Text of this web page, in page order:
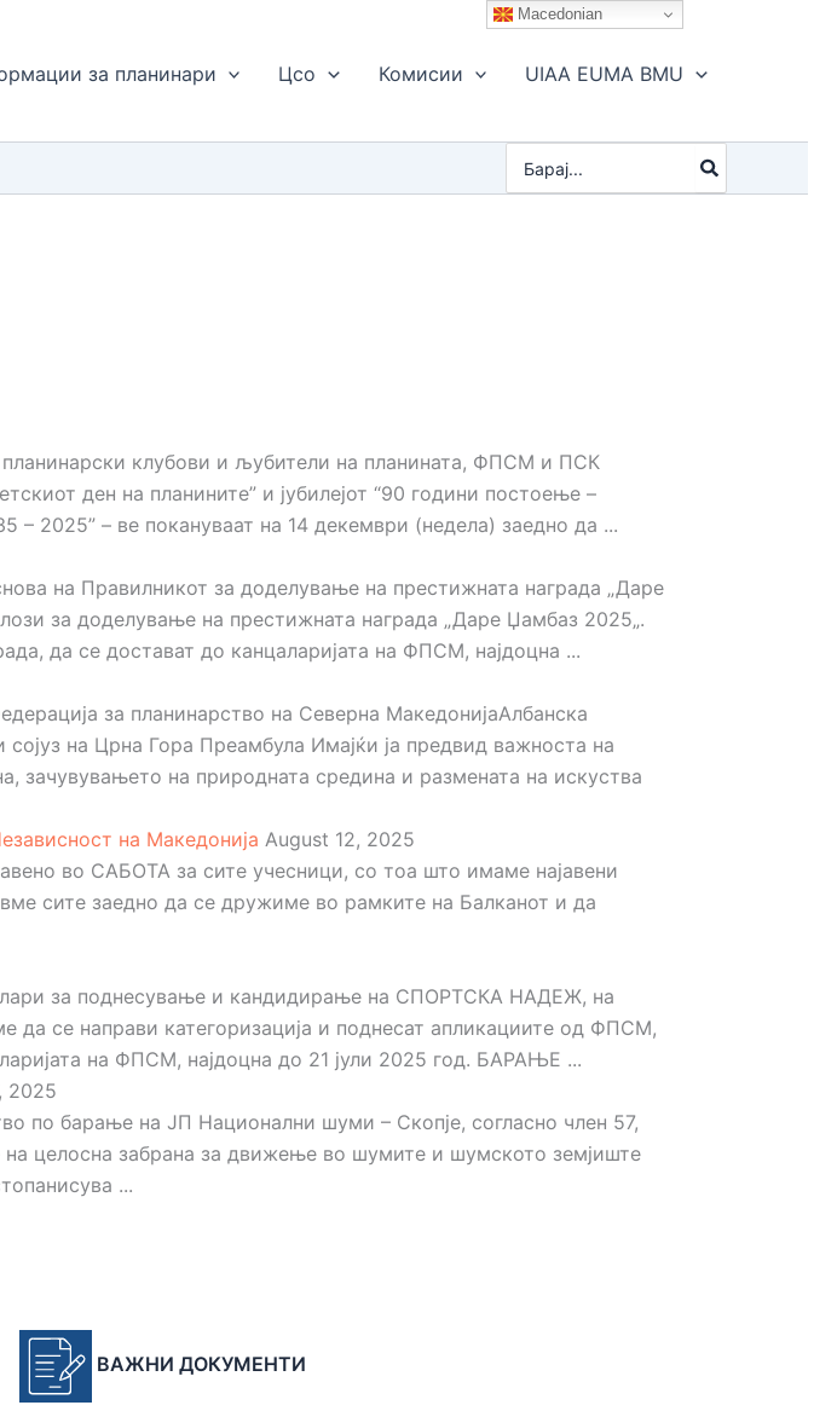
за планинари Цсо Комисии UIAA EUMA BMU
for:
клубови и љубители на планината, ФПСМ и ПСК
ден на планините” и јубилејот “90 години постоење –
2025” – ве покануваат на 14 декември (недела) заедно да ...
на Правилникот за доделување на престижната награда „Даре
за доделување на престижната награда „Даре Џамбаз 2025„.
да се достават до канцаларијата на ФПСМ, најдоцна ...
за планинарство на Северна МакедонијаАлбанска
на Црна Гора Преамбула Имајќи ја предвид важноста на
зачувувањето на природната средина и размената на искуства
на Македонија August 12, 2025
во САБОТА за сите учесници, со тоа што имаме најавени
сите заедно да се дружиме во рамките на Балканот и да
за поднесување и кандидирање на СПОРТСКА НАДЕЖ, на
се направи категоризација и поднесат апликациите од ФПСМ,
на ФПСМ, најдоцна до 21 јули 2025 год. БАРАЊЕ ...
2025
по барање на ЈП Национални шуми – Скопје, согласно член 57,
целосна забрана за движење во шумите и шумското земјиште
...
ВАЖНИ ДОКУМЕНТИ
Macedonian